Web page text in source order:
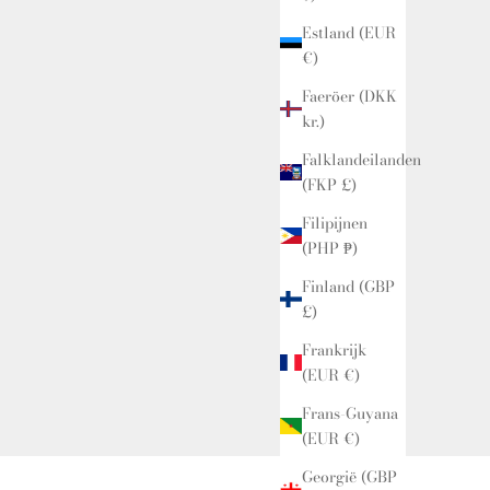
Estland (EUR
€)
Faeröer (DKK
kr.)
Falklandeilanden
(FKP £)
Filipijnen
(PHP ₱)
Finland (GBP
£)
Frankrijk
(EUR €)
Frans-Guyana
(EUR €)
Georgië (GBP